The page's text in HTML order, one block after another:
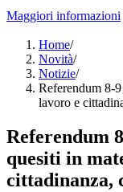
Maggiori informazioni
Home/
Novità/
Notizie/
Referendum 8-
lavoro e
Referendum
quesiti in
cittadinanza,